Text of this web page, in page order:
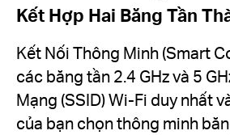
Kết Hợp Hai Băng Tần
Kết Nối Thông Minh (Smart
các băng tần 2.4 GHz và 5
Mạng (SSID) Wi-Fi duy nhất
của bạn chọn thông minh